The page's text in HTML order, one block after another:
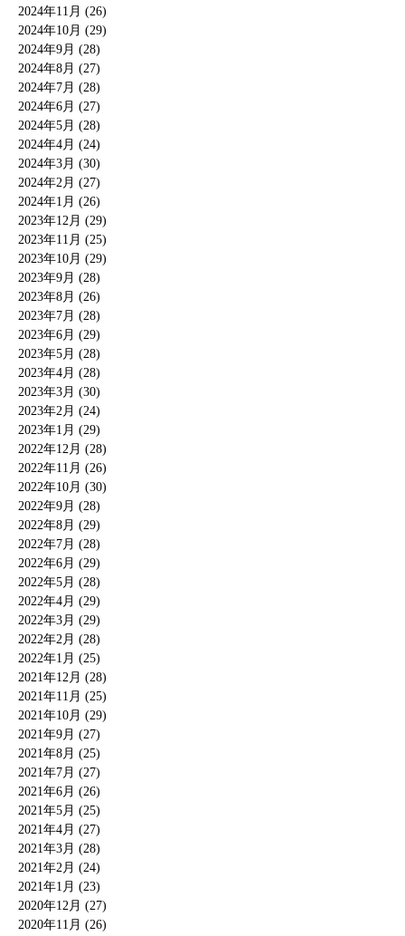
2024年11月 (26)
2024年10月 (29)
2024年9月 (28)
2024年8月 (27)
2024年7月 (28)
2024年6月 (27)
2024年5月 (28)
2024年4月 (24)
2024年3月 (30)
2024年2月 (27)
2024年1月 (26)
2023年12月 (29)
2023年11月 (25)
2023年10月 (29)
2023年9月 (28)
2023年8月 (26)
2023年7月 (28)
2023年6月 (29)
2023年5月 (28)
2023年4月 (28)
2023年3月 (30)
2023年2月 (24)
2023年1月 (29)
2022年12月 (28)
2022年11月 (26)
2022年10月 (30)
2022年9月 (28)
2022年8月 (29)
2022年7月 (28)
2022年6月 (29)
2022年5月 (28)
2022年4月 (29)
2022年3月 (29)
2022年2月 (28)
2022年1月 (25)
2021年12月 (28)
2021年11月 (25)
2021年10月 (29)
2021年9月 (27)
2021年8月 (25)
2021年7月 (27)
2021年6月 (26)
2021年5月 (25)
2021年4月 (27)
2021年3月 (28)
2021年2月 (24)
2021年1月 (23)
2020年12月 (27)
2020年11月 (26)